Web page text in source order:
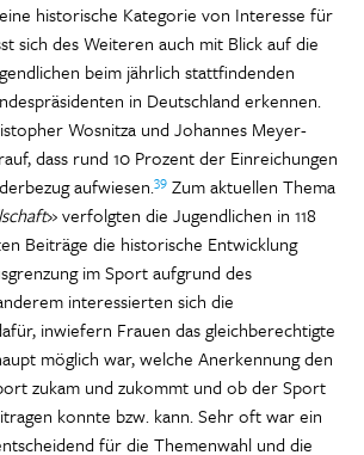
historische Kategorie von Interesse für
sich des Weiteren auch mit Blick auf die
beim jährlich stattfindenden
in Deutschland erkennen.
Wosnitza und Johannes Meyer-
dass rund 10 Prozent der Einreichungen
aufwiesen.39 Zum aktuellen Thema
» verfolgten die Jugendlichen in 118
Beiträge die historische Entwicklung
im Sport aufgrund des
interessierten sich die
inwiefern Frauen das gleichberechtigte
möglich war, welche Anerkennung den
zukam und zukommt und ob der Sport
konnte bzw. kann. Sehr oft war ein
für die Themenwahl und die